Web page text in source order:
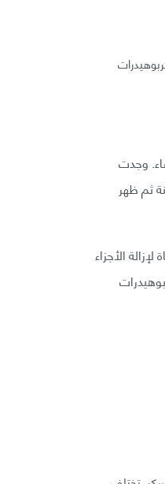
وجدت
ثم ظهر
الأجزاء